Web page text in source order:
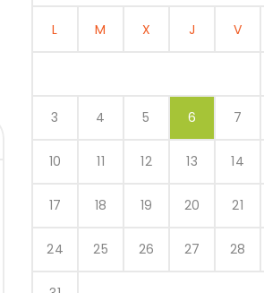
L M X J V
3 4 5 6 7
10 11 12 13 14
17 18 19 20 21
24 25 26 27 28